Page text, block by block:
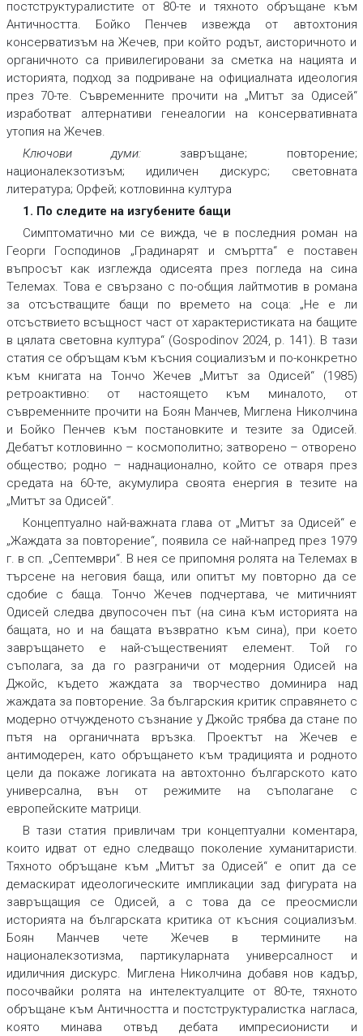
постструктуралистите от 80-те и тяхното обръщане към
Античността. Бойко Пенчев извежда от автохтония
консерватизъм на Жечев, при който родът, аисторичното и
органичното са привилегировани за сметка на нацията и
историята, подход за подриване на официалната идеология
през 70-те. Съвременните прочити на „Митът за Одисей“
изработват алтернативи генеалогии на консервативната
утопия на Жечев.
Ключови думи: завръщане; повторение;
националекзотизъм; идиличен дискурс; световната
литература; Орфей; котловинна култура
1. По следите на изгубените бащи
Симптоматично ми се вижда, че в последния роман на
Георги Господинов „Градинарят и смъртта“ е поставен
въпросът как изглежда одисеята през погледа на сина
Телемах. Това е свързано с по-общия лайтмотив в романа
за отсъстващите бащи по времето на соца: „Не е ли
отсъствието всъщност част от характеристиката на бащите
в цялата световна култура“ (Gospodinov 2024, p. 141). В тази
статия се обръщам към късния социализъм и по-конкретно
към книгата на Тончо Жечев „Митът за Одисей“ (1985)
ретроактивно: от настоящето към миналото, от
съвременните прочити на Боян Манчев, Миглена Николчина
и Бойко Пенчев към постановките и тезите за Одисей.
Дебатът котловинно – космополитно; затворено – отворено
общество; родно – наднационално, който се отваря през
средата на 60-те, акумулира своята енергия в тезите на
„Митът за Одисей“.
Концептуално най-важната глава от „Митът за Одисей“ е
„Жаждата за повторение“, появила се най-напред през 1979
г. в сп. „Септември“. В нея се припомня ролята на Телемах в
търсене на неговия баща, или опитът му повторно да се
сдобие с баща. Тончо Жечев подчертава, че митичният
Одисей следва двупосочен път (на сина към историята на
бащата, но и на бащата възвратно към сина), при което
завръщането е най-същественият елемент. Той го
съполага, за да го разграничи от модерния Одисей на
Джойс, където жаждата за творчество доминира над
жаждата за повторение. За българския критик справянето с
модерно отчужденото съзнание у Джойс трябва да стане по
пътя на органичната връзка. Проектът на Жечев е
антимодерен, като обръщането към традицията и родното
цели да покаже логиката на автохтонно българското като
универсална, вън от режимите на съполагане с
европейските матрици.
В тази статия привличам три концептуални коментара,
които идват от едно следващо поколение хуманитаристи.
Тяхното обръщане към „Митът за Одисей“ е опит да се
демаскират идеологическите импликации зад фигурата на
завръщащия се Одисей, а с това да се преосмисли
историята на българската критика от късния социализъм.
Боян Манчев чете Жечев в термините на
националекзотизма, партикуларната универсалност и
идиличния дискурс. Миглена Николчина добавя нов кадър,
посочвайки ролята на интелектуалците от 80-те, тяхното
обръщане към Античността и постструктуралистка нагласа,
която минава отвъд дебата импресионисти и